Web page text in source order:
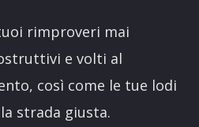
rimproveri mai
e volti al
così come le tue lodi
strada giusta.